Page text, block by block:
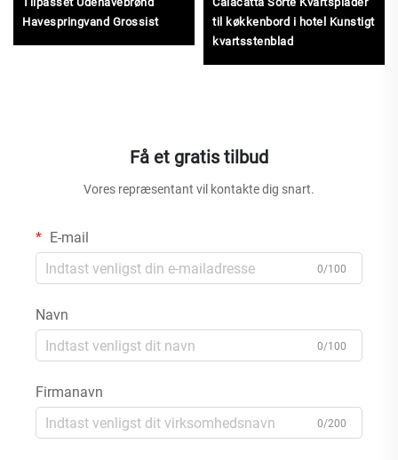
Havespringvand Grossist
til køkkenbord i hotel Kunstigt
kvartsstenblad
Få et gratis tilbud
Vores repræsentant vil kontakte dig snart.
E-mail
0/100
Navn
0/100
Firmanavn
0/200